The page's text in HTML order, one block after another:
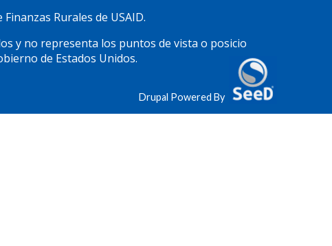
Rurales de USAID.
y no representa los puntos de vista o posicio
de Estados Unidos.
Drupal Powered By